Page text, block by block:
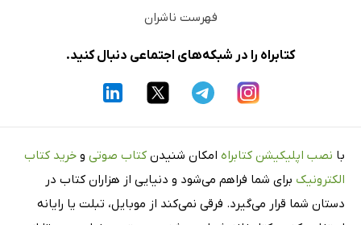
فهرست ناشران
کتابراه را در شبکه‌های اجتماعی دنبال کنید.
با نصب اپلیکیشن کتابراه امکان شنیدن کتاب صوتی و خرید کتاب
الکترونیک برای شما فراهم می‌شود و دنیایی از هزاران کتاب در
دستان شما قرار می‌گیرد. فرقی نمی‌کند از موبایل، تبلت یا رایانه